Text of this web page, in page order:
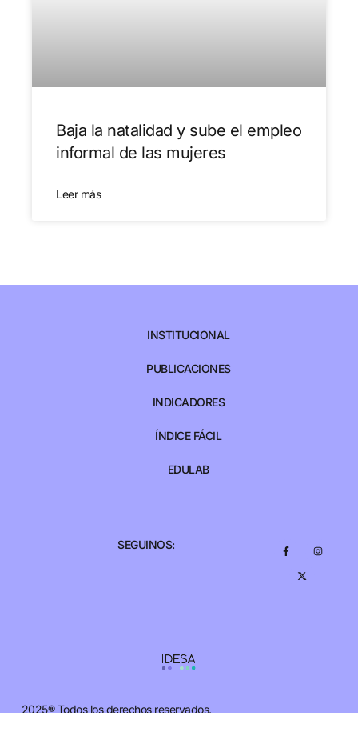
Baja la natalidad y sube el empleo
informal de las mujeres
Leer más
2025® Todos los derechos reservados.
INSTITUCIONAL
PUBLICACIONES
INDICADORES
ÍNDICE FÁCIL
EDULAB
SEGUINOS: